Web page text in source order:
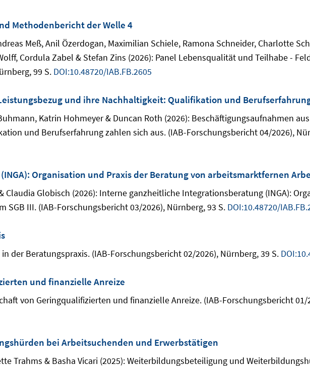
Methodenbericht der Welle 4
Meß, Anil Özerdogan, Maximilian Schiele, Ramona Schneider, Charlotte
Cordula Zabel & Stefan Zins (2026): Panel Lebensqualität und Teilhabe -
99 S. DOI:10.48720/IAB.FB.2605
und ihre Nachhaltigkeit: Qualifikation und
Katrin Hohmeyer & Duncan Roth (2026): Beschäftigungsaufnahmen
und Berufserfahrung zahlen sich aus. (IAB-Forschungsbericht 04/2026),
Organisation und Praxis der Beratung von arbeitsmarktfernen
Claudia Globisch (2026): Interne ganzheitliche Integrationsberatung (INGA):
III. (IAB-Forschungsbericht 03/2026), Nürnberg, 93 S. DOI:10.48720/
der Beratungspraxis. (IAB-Forschungsbericht 02/2026), Nürnberg, 39 S.
und finanzielle Anreize
von Geringqualifizierten und finanzielle Anreize. (IAB-Forschungsbericht 01/
bei Arbeitsuchenden und Erwerbstätigen
Trahms & Basha Vicari (2025): Weiterbildungsbeteiligung und